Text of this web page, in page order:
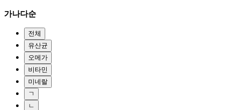
가나다순
전체
유산균
오메가
비타민
미네랄
ㄱ
ㄴ